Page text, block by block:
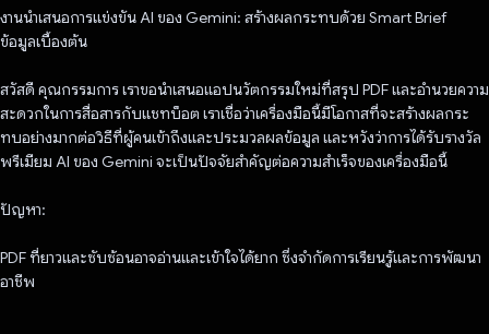
งานนำเสนอการแข่งขัน AI ของ Gemini: สร้างผลกระทบด้วย Smart Brief
ข้อมูลเบื้องต้น
สวัสดี คุณกรรมการ เราขอนำเสนอแอปนวัตกรรมใหม่ที่สรุป PDF และอำนวยความ
สะดวกในการสื่อสารกับแชทบ็อต เราเชื่อว่าเครื่องมือนี้มีโอกาสที่จะสร้างผลกระ
ทบอย่างมากต่อวิธีที่ผู้คนเข้าถึงและประมวลผลข้อมูล และหวังว่าการได้รับรางวัล
พรีเมียม AI ของ Gemini จะเป็นปัจจัยสําคัญต่อความสําเร็จของเครื่องมือนี้
ปัญหา:
PDF ที่ยาวและซับซ้อนอาจอ่านและเข้าใจได้ยาก ซึ่งจํากัดการเรียนรู้และการพัฒนา
อาชีพ